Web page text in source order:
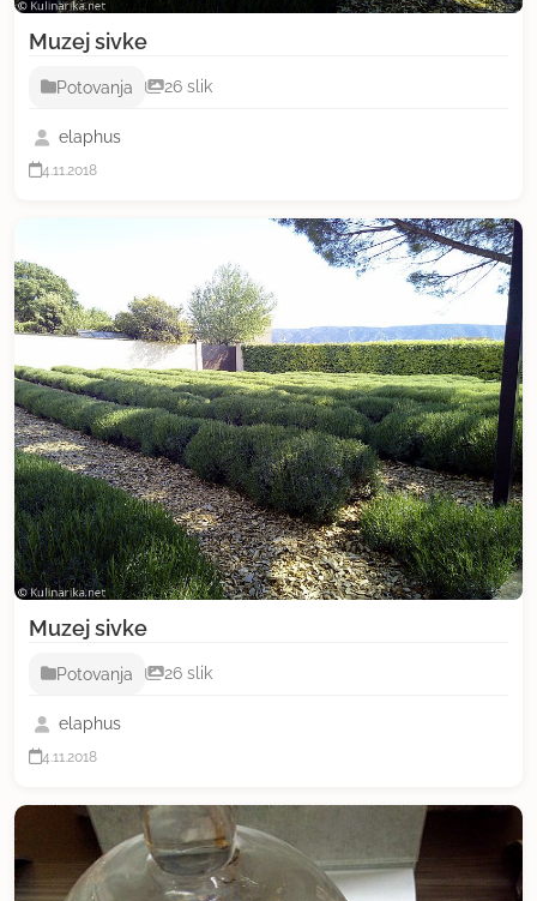
Muzej sivke
Potovanja 26 slik
elaphus
4.11.2018
Muzej sivke
Potovanja 26 slik
elaphus
4.11.2018